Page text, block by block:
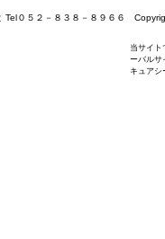
Tel０５２－８３８－８９６６
当サイト
ーバルサ
キュアシ